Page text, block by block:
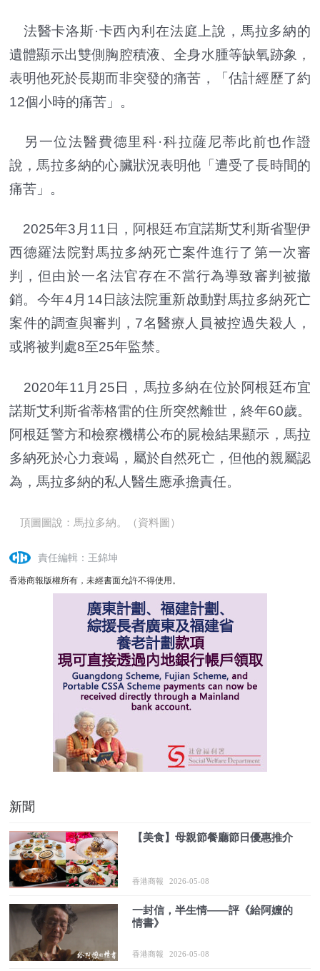
法醫卡洛斯·卡西內利在法庭上說，馬拉多納的
遺體顯示出雙側胸腔積液、全身水腫等缺氧跡象，
表明他死於長期而非突發的痛苦，「估計經歷了約
12個小時的痛苦」。
另一位法醫費德里科·科拉薩尼蒂此前也作證
說，馬拉多納的心臟狀況表明他「遭受了長時間的
痛苦」。
2025年3月11日，阿根廷布宜諾斯艾利斯省聖伊
西德羅法院對馬拉多納死亡案件進行了第一次審
判，但由於一名法官存在不當行為導致審判被撤
銷。今年4月14日該法院重新啟動對馬拉多納死亡
案件的調查與審判，7名醫療人員被控過失殺人，
或將被判處8至25年監禁。
2020年11月25日，馬拉多納在位於阿根廷布宜
諾斯艾利斯省蒂格雷的住所突然離世，終年60歲。
阿根廷警方和檢察機構公布的屍檢結果顯示，馬拉
多納死於心力衰竭，屬於自然死亡，但他的親屬認
為，馬拉多納的私人醫生應承擔責任。
頂圖圖說：馬拉多納。（資料圖）
責任編輯：王錦坤
香港商報版權所有，未經書面允許不得使用。
新聞
【美食】母親節餐廳節日優惠推介
香港商報 2026-05-08
一封信，半生情——評《給阿嬤的
情書》
香港商報 2026-05-08